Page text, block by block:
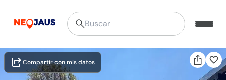
Compartir con mis datos